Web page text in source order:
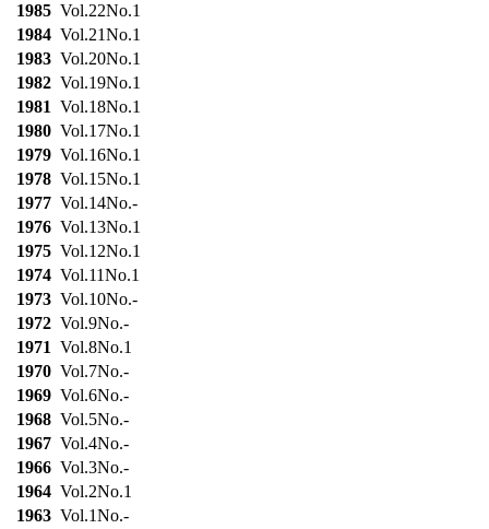
1985 Vol.22No.1
1984 Vol.21No.1
1983 Vol.20No.1
1982 Vol.19No.1
1981 Vol.18No.1
1980 Vol.17No.1
1979 Vol.16No.1
1978 Vol.15No.1
1977 Vol.14No.-
1976 Vol.13No.1
1975 Vol.12No.1
1974 Vol.11No.1
1973 Vol.10No.-
1972 Vol.9No.-
1971 Vol.8No.1
1970 Vol.7No.-
1969 Vol.6No.-
1968 Vol.5No.-
1967 Vol.4No.-
1966 Vol.3No.-
1964 Vol.2No.1
1963 Vol.1No.-